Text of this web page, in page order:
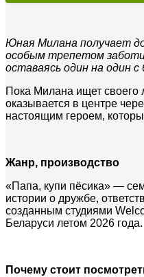
Юная Милана получает
особым трепетом
оставаясь один на один
Пока Милана ищет своего
оказывается в центре
настоящим героем,
Жанр, производство
«Папа, купи пёсика» —
истории о дружбе,
созданным студиями
Беларуси летом 2026 года.
Почему стоит